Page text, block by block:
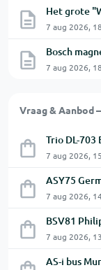
Het grote
7 aug 2026,
7 aug 2026,
Vraag &
Trio DL-
7 aug 2026,
ASY75
7 aug 2026,
BSV81
7 aug 2026,